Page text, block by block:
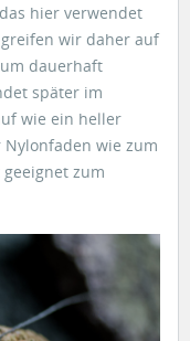
hier verwendet
wir daher auf
dauerhaft
später im
wie ein heller
wie zum
zum